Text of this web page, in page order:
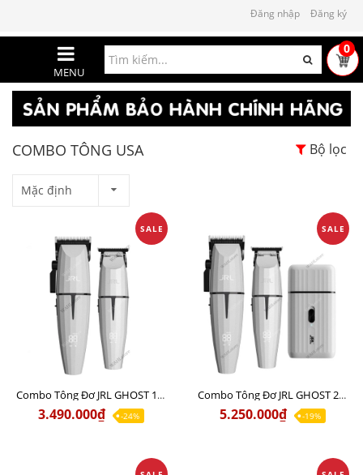
Đăng nhập Đăng ký
MENU
0
COMBO TÔNG USA Bộ lọc
Mặc định
SALE
Combo Tông Đơ JRL GHOST 1 Limited Edition Chính Hãng USA
3.490.000₫ -24%
SALE
Combo Tông Đơ JRL GHOST 2 Limited Edition Chính Hãng USA
5.250.000₫ -19%